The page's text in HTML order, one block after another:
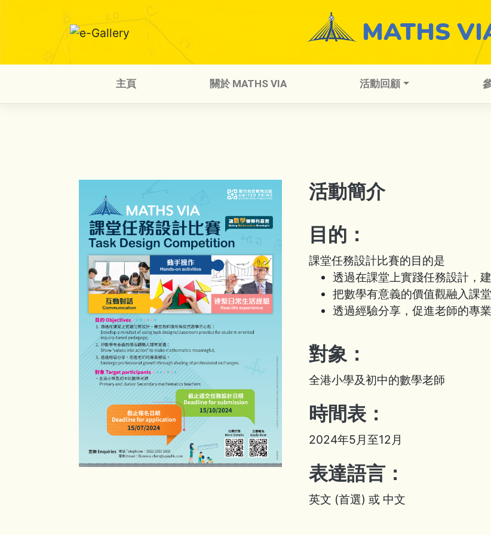
MATHS
主頁 關於 MATHS VIA 活動回顧
活動簡介
目的：
課堂任務設計比賽的目的是
透過在課堂上實踐任務設計，
把數學有意義的價值觀融入課堂
透過經驗分享，促進老師的專業
對象：
全港小學及初中的數學老師​
時間表：
2024年5月至12月
表達語言：
英文 (首選) 或 中文